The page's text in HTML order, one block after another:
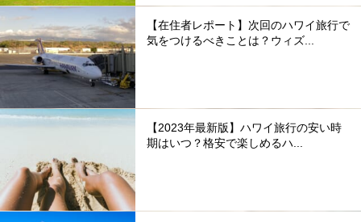
【在住者レポート】次回のハワイ旅行で
気をつけるべきことは？ウィズ...
【2023年最新版】ハワイ旅行の安い時
期はいつ？格安で楽しめるハ...